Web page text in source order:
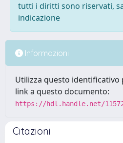
tutti i diritti sono riservati,
indicazione
Informazioni
Utilizza questo identificativo
link a questo documento:
https://hdl.handle.net/
Citazioni